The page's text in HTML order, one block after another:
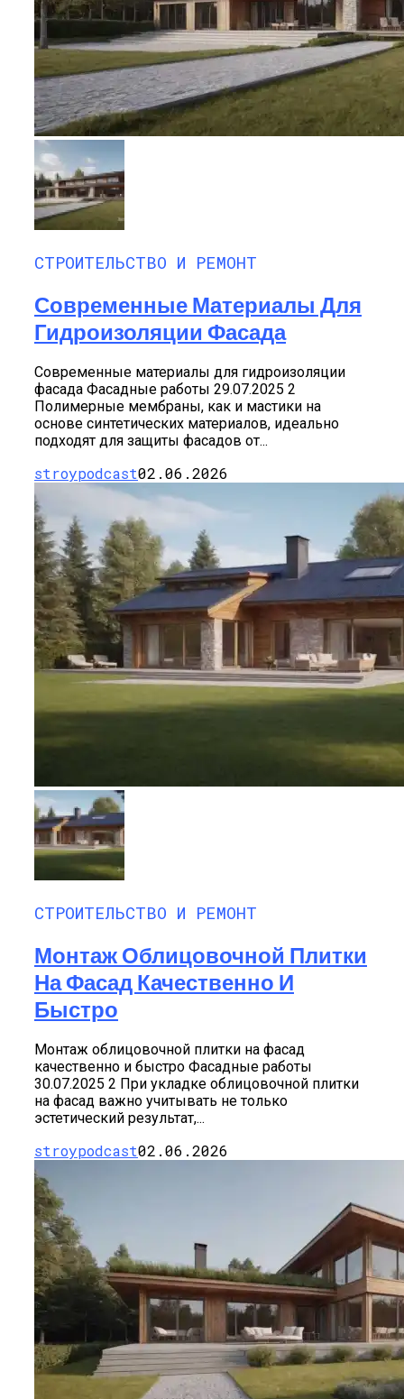
СТРОИТЕЛЬСТВО И РЕМОНТ
Современные Материалы Для
Гидроизоляции Фасада
Современные материалы для гидроизоляции
фасада Фасадные работы 29.07.2025 2
Полимерные мембраны, как и мастики на
основе синтетических материалов, идеально
подходят для защиты фасадов от...
stroypodcast02.06.2026
СТРОИТЕЛЬСТВО И РЕМОНТ
Монтаж Облицовочной Плитки
На Фасад Качественно И
Быстро
Монтаж облицовочной плитки на фасад
качественно и быстро Фасадные работы
30.07.2025 2 При укладке облицовочной плитки
на фасад важно учитывать не только
эстетический результат,...
stroypodcast02.06.2026